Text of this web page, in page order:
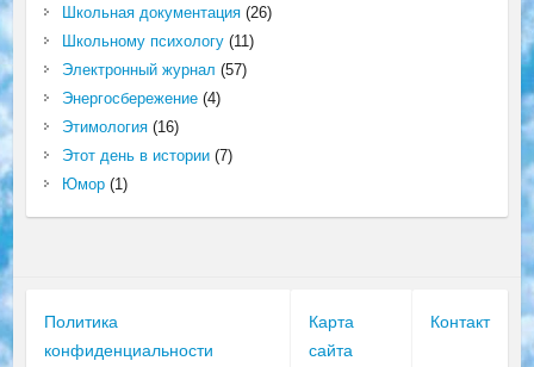
Школьная документация(26)
Школьному психологу(11)
Электронный журнал (57)
Энергосбережение(4)
Этимология(16)
Этот день в истории(7)
Юмор(1)
Политика
конфиденциальности
Карта
сайта
Контакт